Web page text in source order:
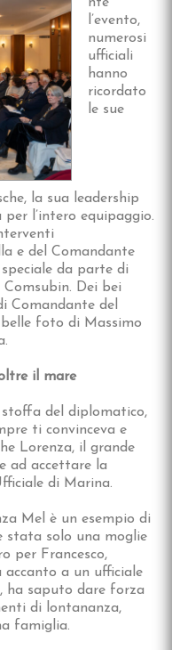
l’evento,
numerosi
ufficiali
hanno
ricordato
le sue
la sua leadership
l’intero equipaggio.
e del Comandante
da parte di
Dei bei
Comandante del
foto di Massimo
il mare
stoffa del diplomatico,
ti convinceva e
Lorenza, il grande
ad accettare la
di Marina.
Mel è un esempio di
stata solo una moglie
per Francesco,
a un ufficiale
ha saputo dare forza
di lontananza,
famiglia.